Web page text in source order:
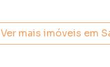
Ver mais imóveis em